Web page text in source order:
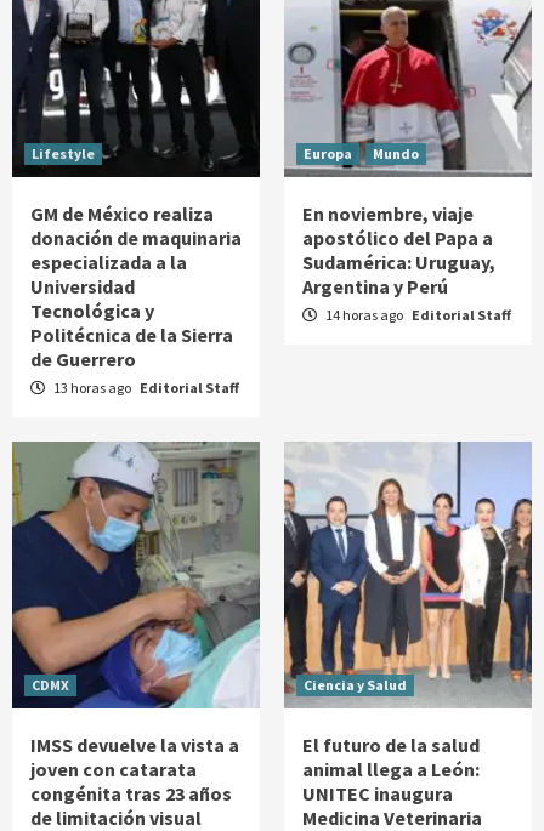
Lifestyle
GM de México realiza
donación de maquinaria
especializada a la
Universidad
Tecnológica y
Politécnica de la Sierra
de Guerrero
13 horas ago Editorial Staff
Europa Mundo
En noviembre, viaje
apostólico del Papa a
Sudamérica: Uruguay,
Argentina y Perú
14 horas ago Editorial Staff
CDMX
IMSS devuelve la vista a
joven con catarata
congénita tras 23 años
de limitación visual
Ciencia y Salud
El futuro de la salud
animal llega a León:
UNITEC inaugura
Medicina Veterinaria